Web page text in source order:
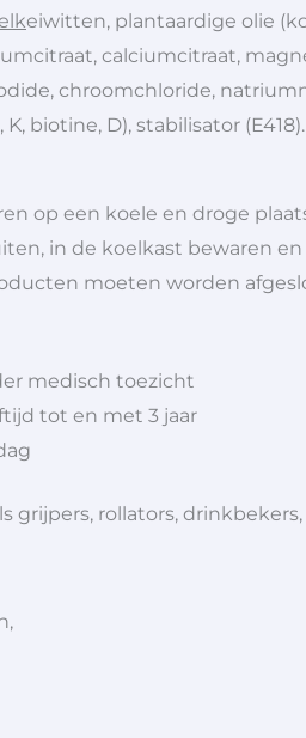
eiwitten, plantaardige olie
calciumcitraat,
chroomchloride,
biotine, D), stabilisator
op een koele en droge
in de koelkast bewaren
moeten worden
medisch toezicht
tot en met 3 jaar
grijpers, rollators,